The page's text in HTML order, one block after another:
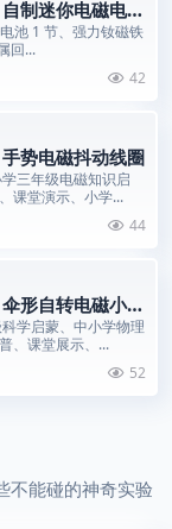
制迷你电磁电动
池 1 节、强力钕磁铁
回...
42
势电磁抖动线圈
三年级电磁知识启
课堂演示、小学...
44
形自转电磁小马
学启蒙、中小学物理
、课堂展示、...
52
不能碰的神奇实验